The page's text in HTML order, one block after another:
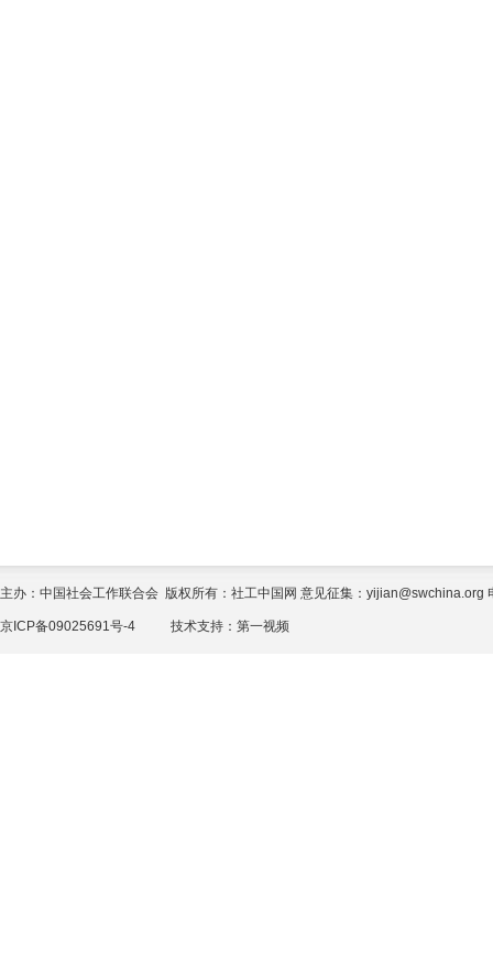
主办：中国社会工作联合会 版权所有：社工中国网 意见征集：yijian@swchina.org
京ICP备09025691号-4 技术支持： 第一视频